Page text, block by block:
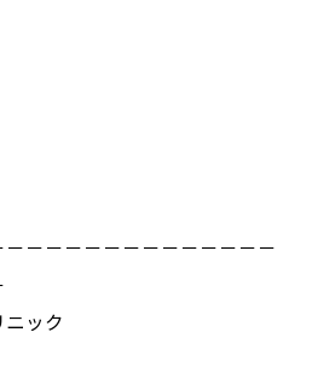
－－－－－－－－－－－－－
ック